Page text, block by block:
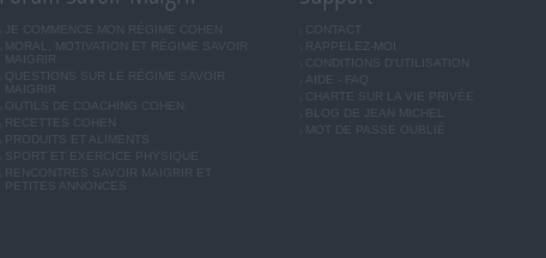
JE COMMENCE MON RÉGIME COHEN
MORAL, MOTIVATION ET RÉGIME SAVOIR
MAIGRIR
QUESTIONS SUR LE RÉGIME SAVOIR
MAIGRIR
OUTILS DE COACHING COHEN
RECETTES COHEN
PRODUITS ET ALIMENTS
SPORT ET EXERCICE PHYSIQUE
RENCONTRES SAVOIR MAIGRIR ET
PETITES ANNONCES
CONTACT
RAPPELEZ-MOI
CONDITIONS D'UTILISATION
AIDE - FAQ
CHARTE SUR LA VIE PRIVÉE
BLOG DE JEAN MICHEL
MOT DE PASSE OUBLIÉ